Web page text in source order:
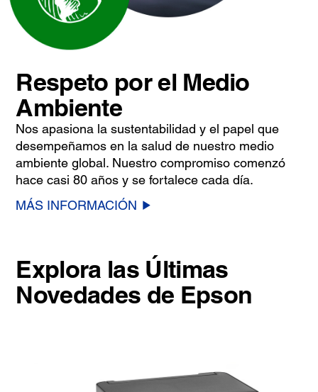
Respeto por el Medio
Ambiente
Nos apasiona la sustentabilidad y el papel que
desempeñamos en la salud de nuestro medio
ambiente global. Nuestro compromiso comenzó
hace casi 80 años y se fortalece cada día.
MÁS INFORMACIÓN
Explora las Últimas
Novedades de Epson